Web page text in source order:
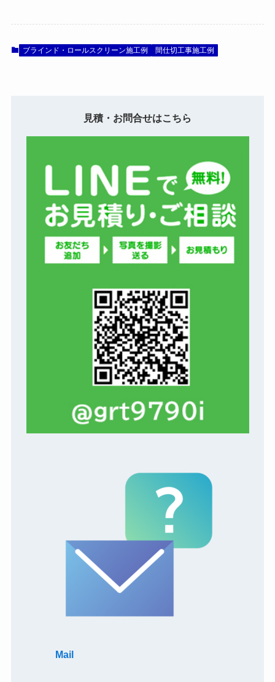
ブラインド・ロールスクリーン施工例 間仕切工事施工例
見積・お問合せはこちら
Mail